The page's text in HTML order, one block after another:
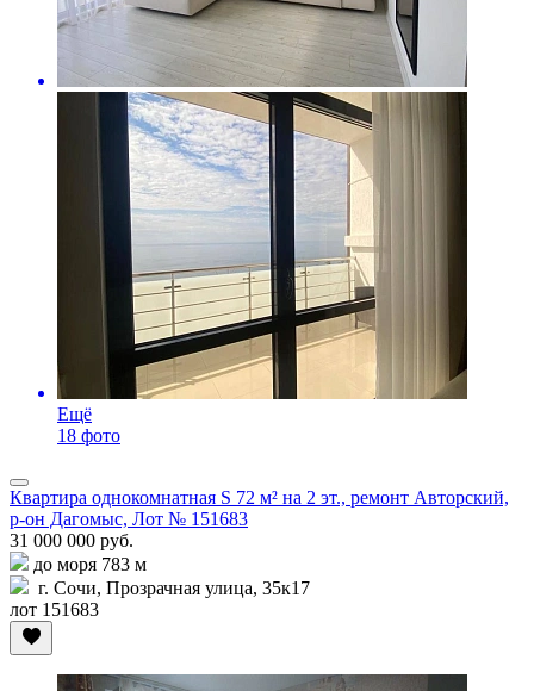
Ещё
18 фото
Квартира однокомнатная S 72 м² на 2 эт., ремонт Авторский,
р-он Дагомыс, Лот № 151683
31 000 000 руб.
до моря 783 м
г. Сочи, Прозрачная улица, 35к17
лот 151683